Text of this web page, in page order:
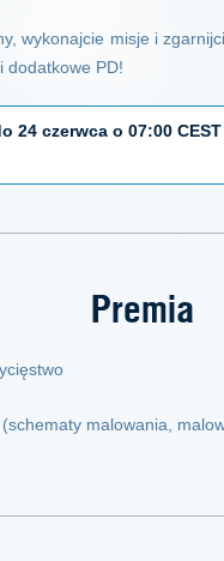
wykonajcie misje i
i dodatkowe PD!
24 czerwca o 07:00
Premia
malowania,